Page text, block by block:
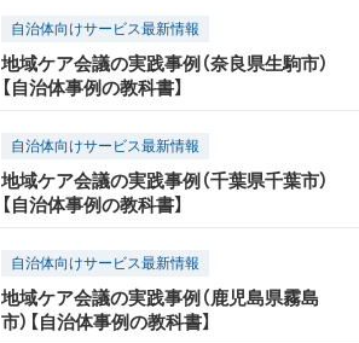
自治体向けサービス最新情報
地域ケア会議の実践事例（奈良県生駒市）
【自治体事例の教科書】
自治体向けサービス最新情報
地域ケア会議の実践事例（千葉県千葉市）
【自治体事例の教科書】
自治体向けサービス最新情報
地域ケア会議の実践事例（鹿児島県霧島
市）【自治体事例の教科書】